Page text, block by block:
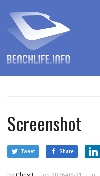
Screenshot
Tweet Share